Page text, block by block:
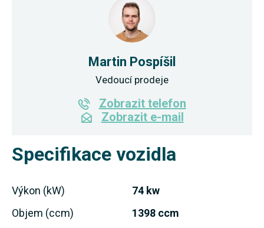
Specifikace vozidla
Výkon (kW)
74 kw
Objem (ccm)
1398 ccm
Martin Pospíšil
Vedoucí prodeje
Zobrazit telefon
Zobrazit e-mail